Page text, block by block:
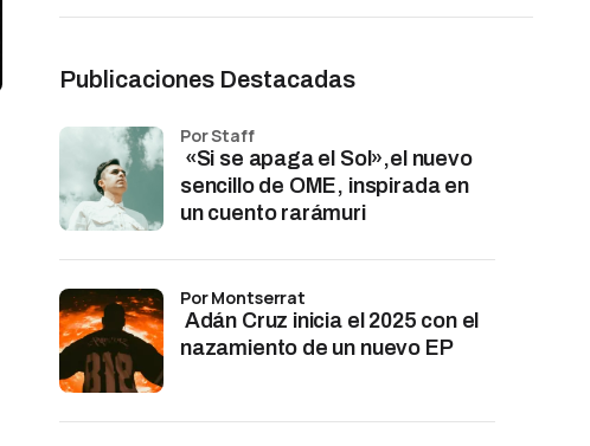
Publicaciones Destacadas
«Si se apaga el Sol»,el nuevo
sencillo de OME, inspirada en
un cuento rarámuri
por Staff
Adán Cruz inicia el 2025 con el
nazamiento de un nuevo EP
por Montserrat